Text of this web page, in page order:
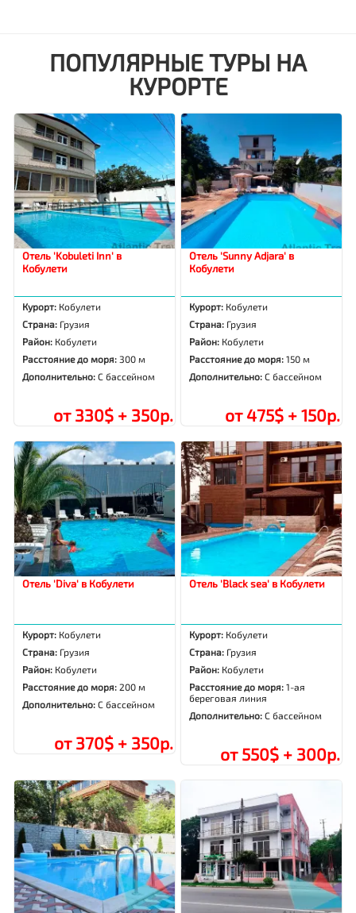
ПОПУЛЯРНЫЕ ТУРЫ НА
КУРОРТЕ
Отель 'Kobuleti Inn' в
Кобулети
Курорт: Кобулети
Страна: Грузия
Район: Кобулети
Расстояние до моря: 300 м
Дополнительно:С бассейном
от 330$ + 350р.
Отель 'Sunny Adjara' в
Кобулети
Курорт: Кобулети
Страна: Грузия
Район: Кобулети
Расстояние до моря:150 м
Дополнительно:С бассейном
от 475$ + 150р.
Отель 'Diva' в Кобулети
Курорт: Кобулети
Страна: Грузия
Район: Кобулети
Расстояние до моря:200 м
Дополнительно:С бассейном
от 370$ + 350р.
Отель 'Black sea' в Кобулети
Курорт: Кобулети
Страна: Грузия
Район: Кобулети
Расстояние до моря:1-ая
береговая линия
Дополнительно:С бассейном
от 550$ + 300р.